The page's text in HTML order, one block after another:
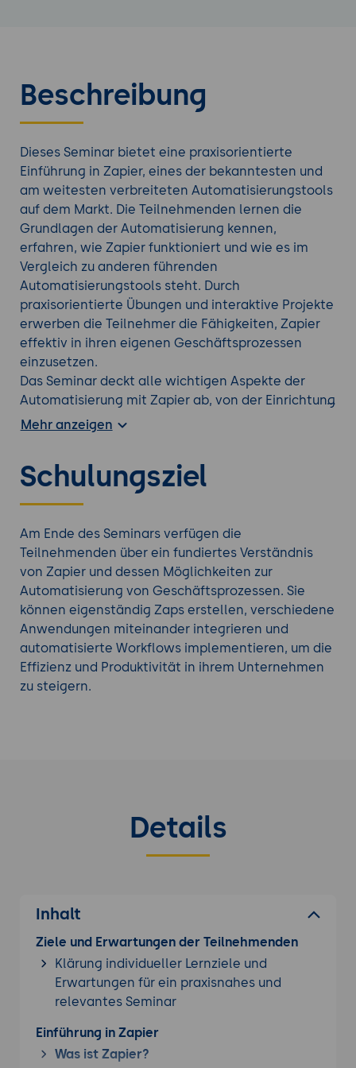
Beschreibung
Dieses Seminar bietet eine praxisorientierte
Einführung in Zapier, eines der bekanntesten und
am weitesten verbreiteten Automatisierungstools
auf dem Markt. Die Teilnehmenden lernen die
Grundlagen der Automatisierung kennen,
erfahren, wie Zapier funktioniert und wie es im
Vergleich zu anderen führenden
Automatisierungstools steht. Durch
praxisorientierte Übungen und interaktive Projekte
erwerben die Teilnehmer die Fähigkeiten, Zapier
effektiv in ihren eigenen Geschäftsprozessen
einzusetzen.
Das Seminar deckt alle wichtigen Aspekte der
Automatisierung mit Zapier ab, von der Einrichtung
und Erstellung einfacher Zaps über die Integration
Wissensmanagement, Kundenservice und
Compliance. Darüber hinaus werden
Überlegungen behandelt, um sicherzustellen, dass
die entwickelten Lösungen effizient, genau und
verantwortungsvoll eingesetzt werden.
Nutzen für Unternehmen
Unternehmen profitieren durch die Teilnahme an
diesem Seminar von einer erheblichen Steigerung
der Effizienz und Produktivität. Automatisierte
Prozesse reduzieren den manuellen Aufwand,
minimieren Fehler und ermöglichen eine
von Geschäftsprozessen, während
Sicherheitsmaßnahmen den Schutz sensibler
Informationen gewährleisten.
bestimmt ein passendes
Workflowmanagement
Seminar
für Sie im Seminarportfolio.
Mehr anzeigen
Schulungsziel
Am Ende des Seminars verfügen die
Teilnehmenden über ein fundiertes Verständnis
von Zapier und dessen Möglichkeiten zur
Automatisierung von Geschäftsprozessen. Sie
können eigenständig Zaps erstellen, verschiedene
Anwendungen miteinander integrieren und
automatisierte Workflows implementieren, um die
Effizienz und Produktivität in ihrem Unternehmen
zu steigern.
Details
Inhalt
Ziele und Erwartungen der Teilnehmenden
Klärung individueller Lernziele und
Erwartungen für ein praxisnahes und
relevantes Seminar
Einführung in Zapier
Was ist Zapier?